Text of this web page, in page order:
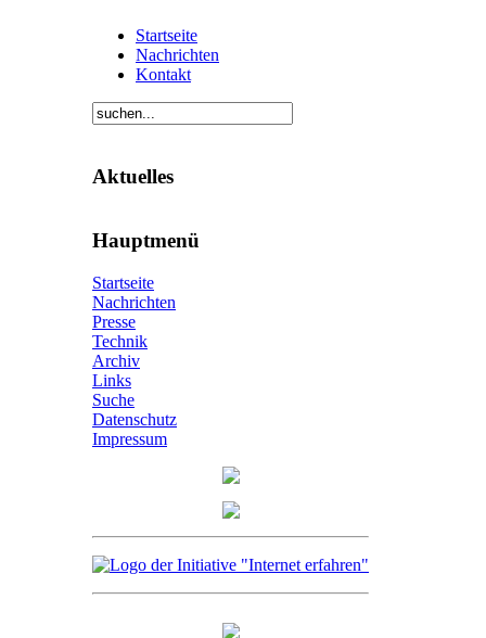
Startseite
Nachrichten
Kontakt
Aktuelles
Hauptmenü
Startseite
Nachrichten
Presse
Technik
Archiv
Links
Suche
Datenschutz
Impressum